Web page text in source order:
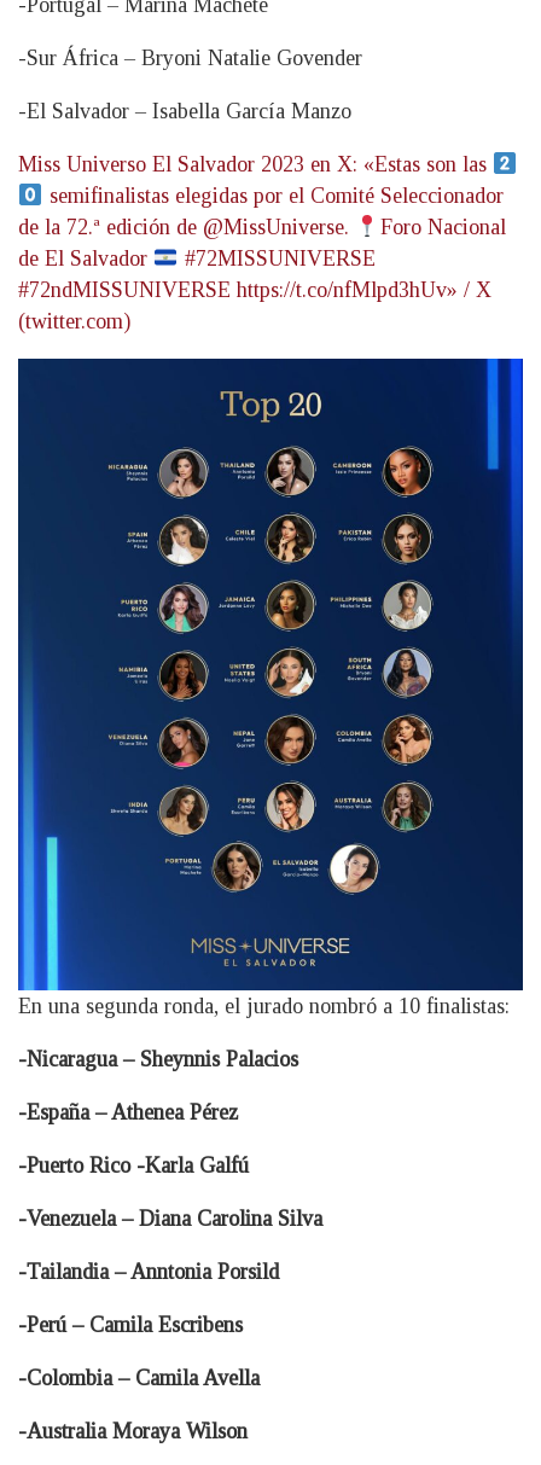
-Portugal – Marina Machete
-Sur África – Bryoni Natalie Govender
-El Salvador – Isabella García Manzo
Miss Universo El Salvador 2023 en X: «Estas son las
semifinalistas elegidas por el Comité Seleccionador
de la 72.ª edición de @MissUniverse.
Foro Nacional
de El Salvador
#72MISSUNIVERSE
#72ndMISSUNIVERSE https://t.co/nfMlpd3hUv» / X
(twitter.com)
En una segunda ronda, el jurado nombró a 10 finalistas:
-Nicaragua – Sheynnis Palacios
-España – Athenea Pérez
-Puerto Rico -Karla Galfú
-Venezuela – Diana Carolina Silva
-Tailandia – Anntonia Porsild
-Perú – Camila Escribens
-Colombia – Camila Avella
-Australia Moraya Wilson